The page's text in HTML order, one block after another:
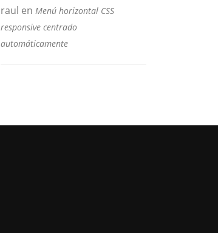
raul en Menú horizontal CSS
responsive centrado
automáticamente